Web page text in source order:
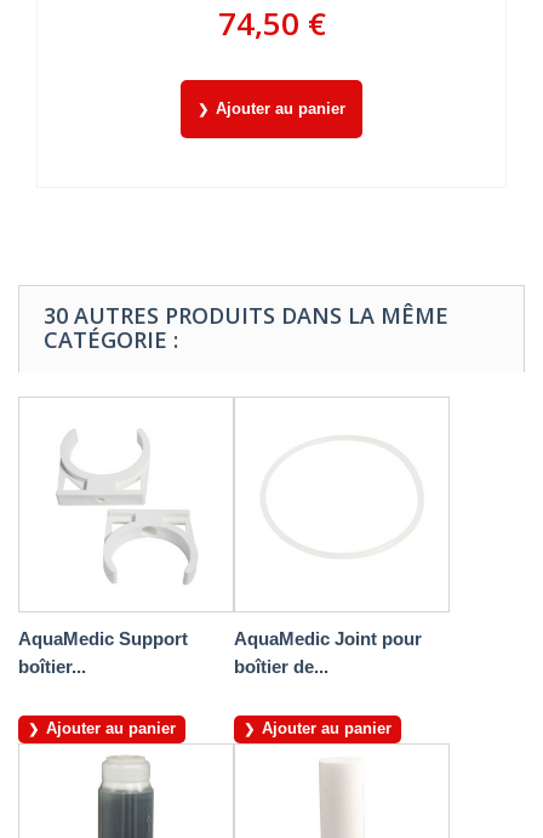
74,50 €
Ajouter au panier
30 AUTRES PRODUITS DANS LA MÊME
CATÉGORIE :
AquaMedic Support
boîtier...
Ajouter au panier
AquaMedic Joint pour
boîtier de...
Ajouter au panier